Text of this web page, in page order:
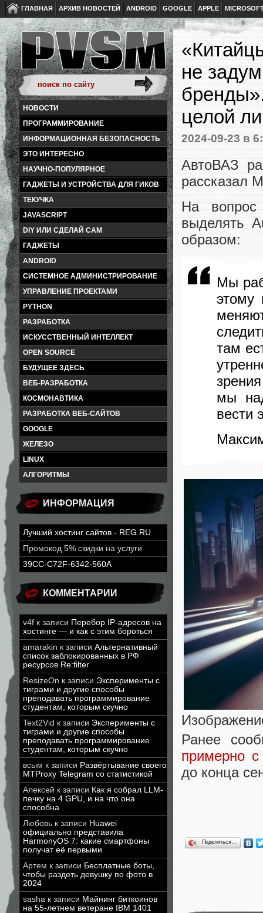
ГЛАВНАЯ АРХИВ НОВОСТЕЙ ANDROID GOOGLE APPLE
НОВОСТИ
ПРОГРАММИРОВАНИЕ
ИНФОРМАЦИОННАЯ БЕЗОПАСНОСТЬ
ЭТО ИНТЕРЕСНО
НАУЧНО-ПОПУЛЯРНОЕ
ГАДЖЕТЫ И УСТРОЙСТВА ДЛЯ ГИКОВ
ТЕКУЧКА
JAVASCRIPT
DIY ИЛИ СДЕЛАЙ САМ
ГАДЖЕТЫ
ANDROID
СИСТЕМНОЕ АДМИНИСТРИРОВАНИЕ
УПРАВЛЕНИЕ ПРОЕКТАМИ
PYTHON
РАЗРАБОТКА
ИСКУССТВЕННЫЙ ИНТЕЛЛЕКТ
OPEN SOURCE
БУДУЩЕЕ ЗДЕСЬ
ВЕБ-РАЗРАБОТКА
КОСМОНАВТИКА
РАЗРАБОТКА ВЕБ-САЙТОВ
GOOGLE
ЖЕЛЕЗО
LINUX
АЛГОРИТМЫ
ИНФОРМАЦИЯ
Лучший хостинг сайтов - REG.RU
Промокод 5% скидки на услуги
39CC-C72F-6342-560A
КОММЕНТАРИИ
v4f к записи Перебор IP-адресов на
хостинге — и как с этим бороться
amarakin к записи Альтернативный
список заблокированных в РФ
ресурсов Re:filter
ResizeOn к записи Эксперименты с
тиграми и другие способы
преподавать программирование
студентам, которым скучно
Text2Vid к записи Эксперименты с
тиграми и другие способы
преподавать программирование
студентам, которым скучно
всым к записи Развёртывание своего
MTProxy Telegram со статистикой
Алексей к записи Как я собрал LLM-
печку на 4 GPU, и на что она
способна
Любовь к записи Huawei
официально представила
HarmonyOS 7: какие смартфоны
получат её первыми
Артем к записи Бесплатные боты,
чтобы раздеть девушку по фото в
2024
sasha к записи Майнинг биткоинов
на 55-летнем ветеране IBM 1401
не
целой
2024-09-23 в
АвтоВАЗ
рассказал
На
выделять
образом:
Мы
этому
там
мы
вести
Ранее
примерно
до конца
Поделиться…